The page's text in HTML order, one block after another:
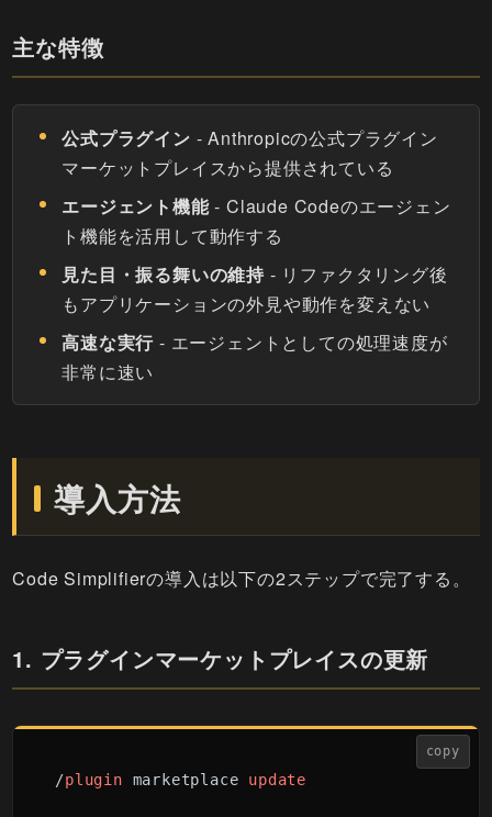
主な特徴
公式プラグイン - Anthropicの公式プラグイン
マーケットプレイスから提供されている
エージェント機能- Claude Codeのエージェン
ト機能を活用して動作する
見た目・振る舞いの維持 - リファクタリング後
もアプリケーションの外見や動作を変えない
高速な実行 - エージェントとしての処理速度が
非常に速い
導入方法
Code Simplifierの導入は以下の2ステップで完了する。
1. プラグインマーケットプレイスの更新
copy
/plugin marketplace update